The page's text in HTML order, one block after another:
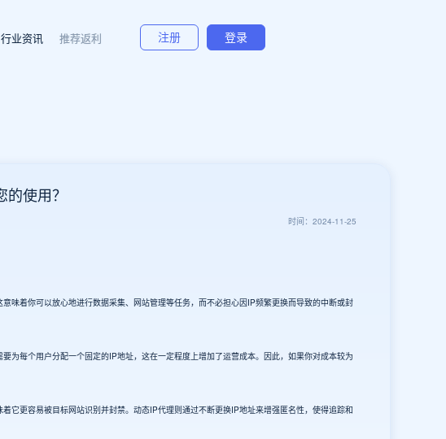
行业资讯 推荐返利 注册 登录
使用？
时间：2024-11-25
着你可以放心地进行数据采集、网站管理等任务，而不必担心因IP频繁更换而导致的中断或封
每个用户分配一个固定的IP地址，这在一定程度上增加了运营成本。因此，如果你对成本较为
更容易被目标网站识别并封禁。动态IP代理则通过不断更换IP地址来增强匿名性，使得追踪和